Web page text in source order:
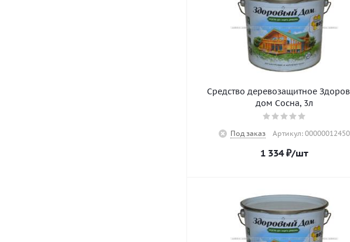
Средство деревозащитное
дом Сосна, 3л
Под заказ Артикул: 00000012450
1 334₽/шт